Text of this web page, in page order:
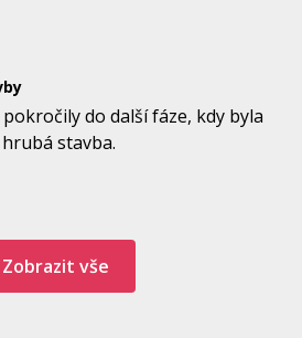
do další fáze, kdy byla
stavba.
Zobrazit vše